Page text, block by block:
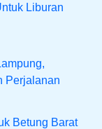
Liburan
Perjalanan
Betung Barat